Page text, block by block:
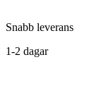
Snabb leverans
1-2 dagar